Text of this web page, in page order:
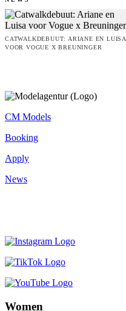
CATWALKDEBUUT: ARIANE EN LUISA
VOOR VOGUE X BREUNINGER
CM Models
Booking
Apply
News
Women